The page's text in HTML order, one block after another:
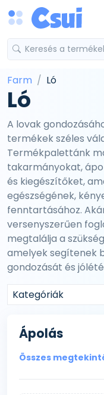
Farm Ló
Ló
A lovak
termékek széles
Termékpalettánk
takarmányokat,
és kiegészítőket,
egészségének,
fenntartásához.
versenyszerűen
megtalálja a
amelyek segítenek
gondozását és
Kategóriák
Ápolás
Összes